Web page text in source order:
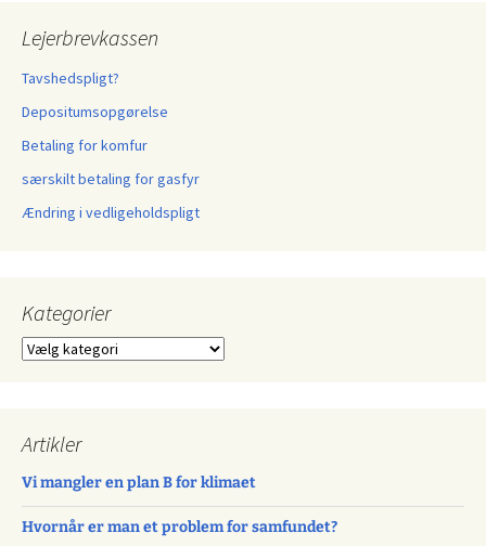
Lejerbrevkassen
Tavshedspligt?
Depositumsopgørelse
Betaling for komfur
særskilt betaling for gasfyr
Ændring i vedligeholdspligt
Kategorier
Kategorier
Artikler
Vi mangler en plan B for klimaet
Hvornår er man et problem for samfundet?